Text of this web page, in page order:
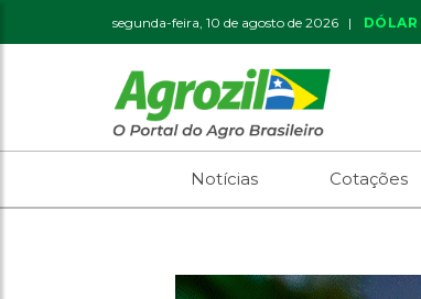
segunda-feira, 10 de agosto de 2026 | DÓLAR
Notícias Cotações